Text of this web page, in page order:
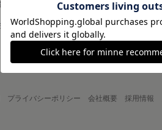
画・イベント
プライバシーポリシー 会社概要 採用情報